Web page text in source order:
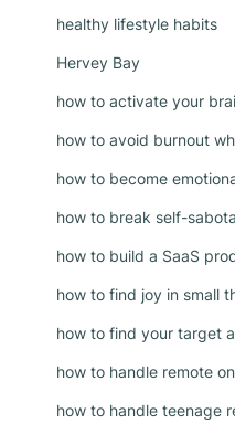
healthy lifestyle habits
Hervey Bay
how to activate your
how to avoid burnout
how to become
how to break self-
how to build a SaaS
how to find joy in small
how to find your target
how to handle remote
how to handle teenage